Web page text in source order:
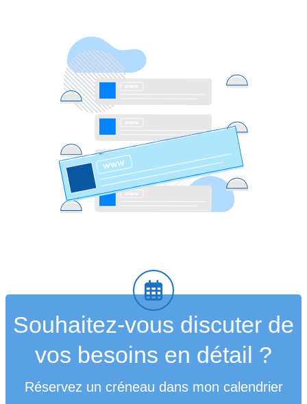
Souhaitez-vous discuter de
vos besoins en détail ?
Réservez un créneau dans mon calendrier